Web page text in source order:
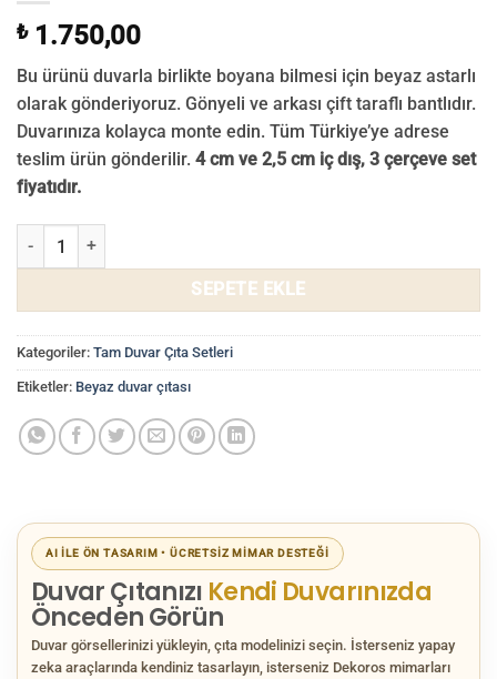
₺1.750,00
Bu ürünü duvarla birlikte boyana bilmesi için beyaz astarlı
olarak gönderiyoruz. Gönyeli ve arkası çift taraflı bantlıdır.
Duvarınıza kolayca monte edin. Tüm Türkiye’ye adrese
teslim ürün gönderilir. 4 cm ve 2,5 cm iç dış, 3 çerçeve set
fiyatıdır.
Duvar Çıtası Seti-4 adet
SEPETE EKLE
Kategoriler: Tam Duvar Çıta Setleri
Etiketler: Beyaz duvar çıtası
AI ILE ÖN TASARIM • ÜCRETSIZ MIMAR DESTEĞI
Duvar Çıtanızı Kendi Duvarınızda
Önceden Görün
Duvar görsellerinizi yükleyin, çıta modelinizi seçin. İsterseniz yapay
zeka araçlarında kendiniz tasarlayın, isterseniz Dekoros mimarları